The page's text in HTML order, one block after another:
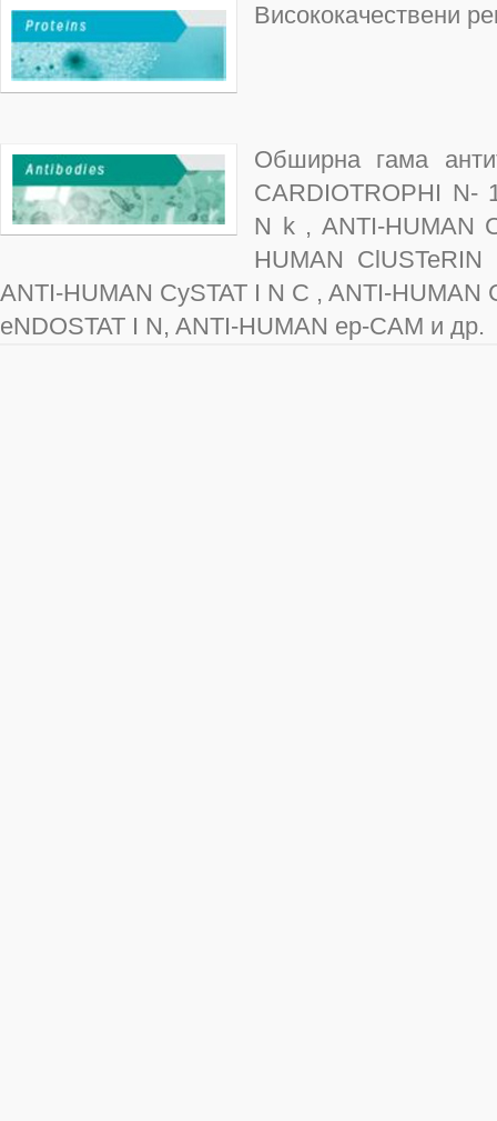
Висококачествени
Обширна гама
CARDIOTROPHI N-
N k , ANTI-HUMAN
HUMAN
ANTI-HUMAN CySTAT I N C , ANTI-HUMAN
eNDOSTAT I N, ANTI-HUMAN ep-CAM и др.